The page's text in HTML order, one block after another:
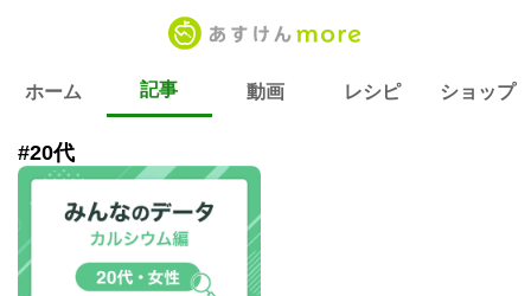
ホーム 記事 動画 レシピ ショップ
#20代